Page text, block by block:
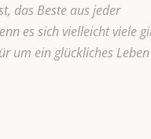
das Beste aus jeder
es sich vielleicht viele
um ein glückliches Leben